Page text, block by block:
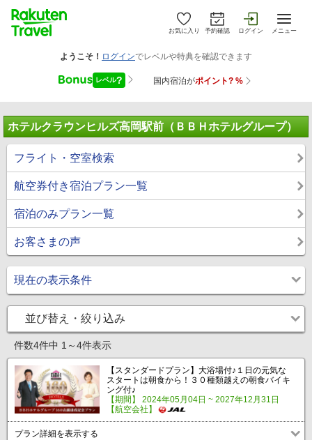
お気に入り 予約確認 ログイン メニュー
ホテルクラウンヒルズ高岡駅前（ＢＢＨホテルグループ）
フライト・空室検索
航空券付き宿泊プラン一覧
宿泊のみプラン一覧
お客さまの声
現在の表示条件
並び替え・絞り込み
件数4件中 1～4件表示
【スタンダードプラン】大浴場付♪１日の元気な
スタートは朝食から！３０種類越えの朝食バイキ
ング付♪
【期間】 2024年05月04日 ~ 2027年12月31日
【航空会社】
プラン詳細を表示する